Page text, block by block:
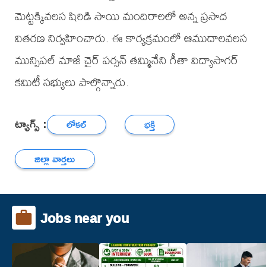
మెట్టక్కివలస షిరిడి సాయి మందిరాలలో అన్న ప్రసాద
వితరణ నిర్వహించారు. ఈ కార్యక్రమంలో ఆముదాలవలస
మున్సిపల్ మాజీ చైర్ పర్సన్ తమ్మినేని గీతా విద్యాసాగర్
కమిటీ సభ్యులు పాల్గొన్నారు.
ట్యాగ్స్ : లోకల్
భక్తి
జిల్లా వార్తలు
Jobs near you